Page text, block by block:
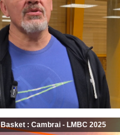
Basket : Cambrai - LMBC 2025